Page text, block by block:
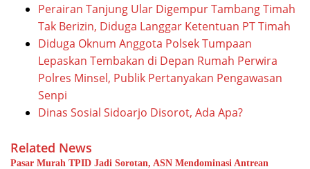
Perairan Tanjung Ular Digempur Tambang Timah
Tak Berizin, Diduga Langgar Ketentuan PT Timah
Diduga Oknum Anggota Polsek Tumpaan
Lepaskan Tembakan di Depan Rumah Perwira
Polres Minsel, Publik Pertanyakan Pengawasan
Senpi
Dinas Sosial Sidoarjo Disorot, Ada Apa?
Related News
Pasar Murah TPID Jadi Sorotan, ASN Mendominasi Antrean